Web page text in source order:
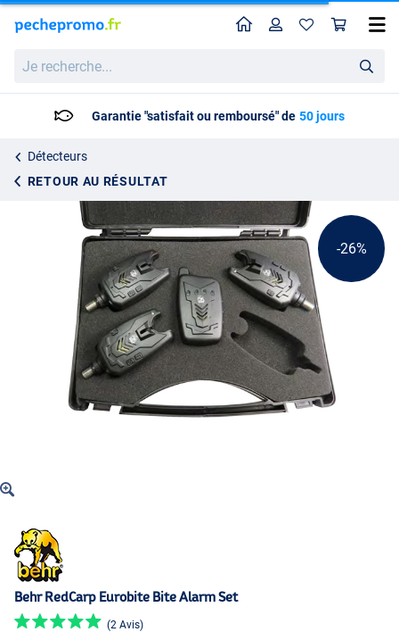
recherche...
HomeProfil
Garantie "satisfait ou remboursé" de 50 jours
Détecteurs
RETOUR AU RÉSULTAT
Behr RedCarp Eurobite Bite Alarm Set
-26%
Behr RedCarp Eurobite Bite Alarm Set
(2 Avis)